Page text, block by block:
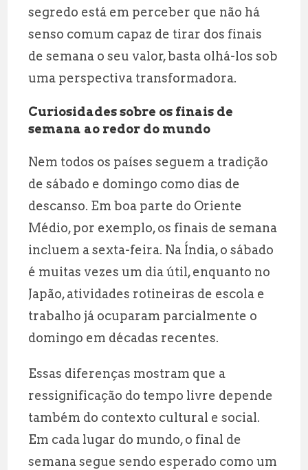
segredo está em perceber que não há
senso comum capaz de tirar dos finais
de semana o seu valor, basta olhá-los sob
uma perspectiva transformadora.
Curiosidades sobre os finais de
semana ao redor do mundo
Nem todos os países seguem a tradição
de sábado e domingo como dias de
descanso. Em boa parte do Oriente
Médio, por exemplo, os finais de semana
incluem a sexta-feira. Na Índia, o sábado
é muitas vezes um dia útil, enquanto no
Japão, atividades rotineiras de escola e
trabalho já ocuparam parcialmente o
domingo em décadas recentes.
Essas diferenças mostram que a
ressignificação do tempo livre depende
também do contexto cultural e social.
Em cada lugar do mundo, o final de
semana segue sendo esperado como um